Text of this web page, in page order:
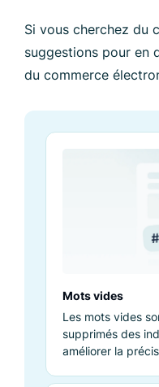
Si vous cherchez du
suggestions pour en
du commerce
Mots vides
Les mots vides
supprimés des
améliorer la